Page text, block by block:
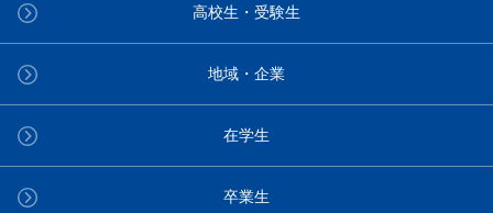
高校生・受験生
地域・企業
在学生
卒業生